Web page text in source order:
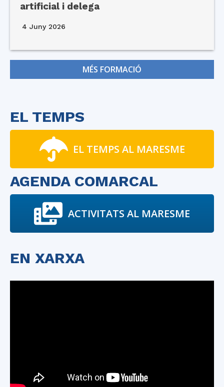
artificial i delega
4 Juny 2026
MÉS FORMACIÓ
EL TEMPS
EL TEMPS AL MARESME
AGENDA COMARCAL
ACTIVITATS AL MARESME
EN XARXA